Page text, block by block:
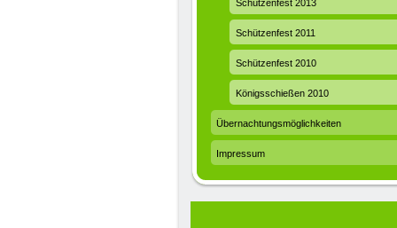
Schützenfest 2013
Schützenfest 2011
Schützenfest 2010
Königsschießen 2010
Übernachtungsmöglichkeiten
Impressum